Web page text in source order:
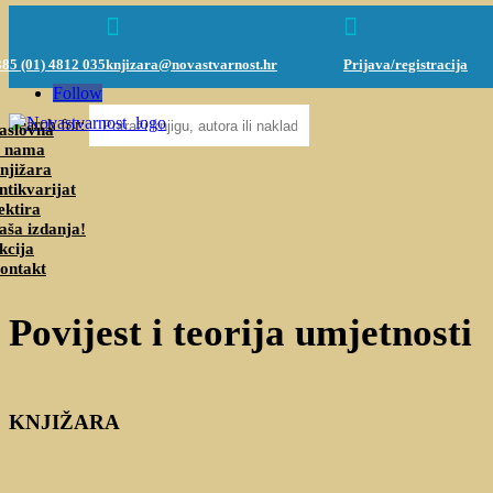
(01) 4812 035

knjizara@novastvarnost.hr

Prijava/registracija
Follow
Search for:
nama
izdanja!
Povijest i teorija umjetnosti
KNJIŽARA